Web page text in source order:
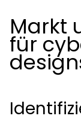
Markt
für